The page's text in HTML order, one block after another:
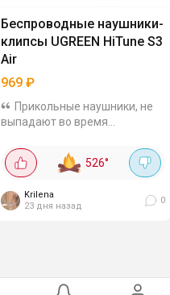
Беспроводные наушники-
клипсы UGREEN HiTune S3
Air
969 ₽
Прикольные наушники, не
выпадают во время
клипсы с 12 мм драйверами,
защитой IPX5, низкой
6.0. До 8 часов
беспрерывного...
526°
Krilena
23 дня назад
0